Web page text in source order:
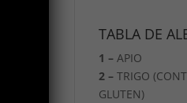
TABLA DE
1 – APIO
2 – TRIGO
GLUTEN)